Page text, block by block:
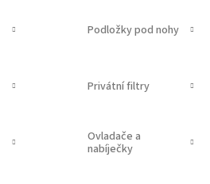
Podložky pod nohy
Privátní filtry
Ovladače a
nabíječky